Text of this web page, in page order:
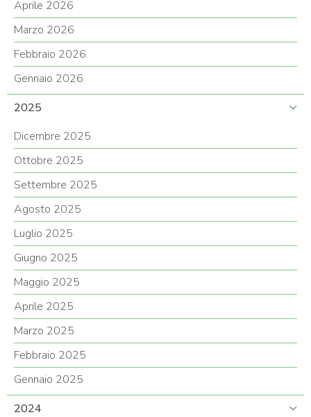
Aprile 2026
Marzo 2026
Febbraio 2026
Gennaio 2026
2025
Dicembre 2025
Ottobre 2025
Settembre 2025
Agosto 2025
Luglio 2025
Giugno 2025
Maggio 2025
Aprile 2025
Marzo 2025
Febbraio 2025
Gennaio 2025
2024